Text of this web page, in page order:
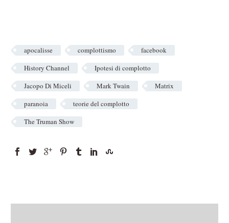
apocalisse complottismo
facebook
History Channel
Ipotesi di complotto
Jacopo Di Miceli
Mark Twain
Matrix
paranoia
teorie del complotto
The Truman Show